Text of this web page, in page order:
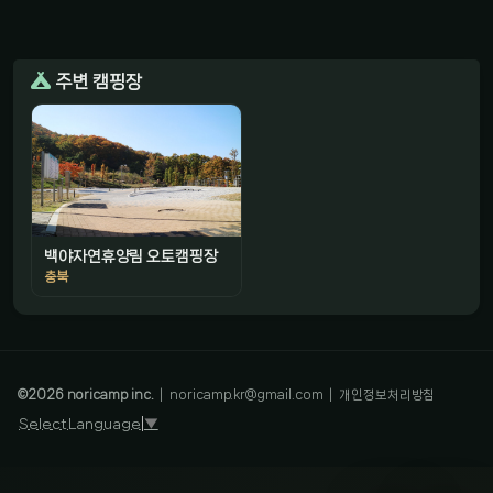
주변 캠핑장
백야자연휴양림 오토캠핑장
충북
©2026noricamp inc. noricamp.kr@gmail.com 개인정보처리방침
Select Language ▼